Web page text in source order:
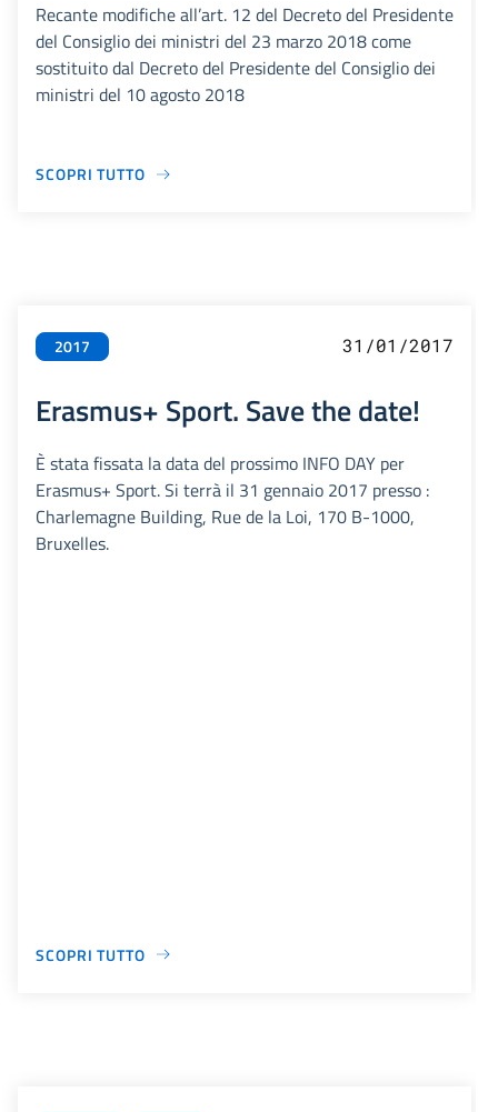
Recante modifiche all’art. 12 del Decreto del Presidente
del Consiglio dei ministri del 23 marzo 2018 come
sostituito dal Decreto del Presidente del Consiglio dei
ministri del 10 agosto 2018
SCOPRI TUTTO
2017 31/01/2017
Erasmus+ Sport. Save the date!
È stata fissata la data del prossimo INFO DAY per
Erasmus+ Sport. Si terrà il 31 gennaio 2017 presso :
Charlemagne Building, Rue de la Loi, 170 B-1000,
Bruxelles.
SCOPRI TUTTO